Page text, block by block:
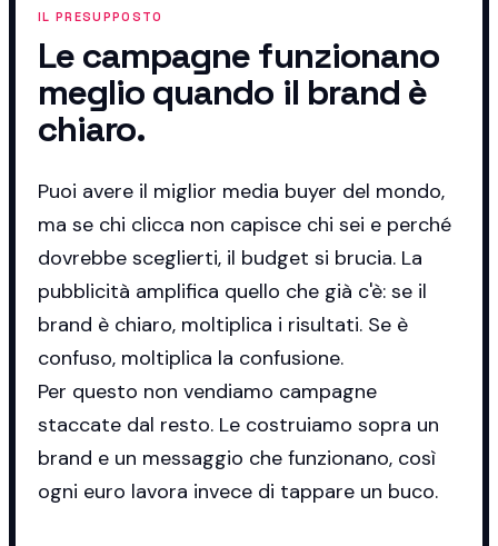
IL PRESUPPOSTO
Le campagne funzionano
meglio quando il brand è
chiaro.
Puoi avere il miglior media buyer del mondo,
ma se chi clicca non capisce chi sei e perché
dovrebbe sceglierti, il budget si brucia. La
pubblicità amplifica quello che già c'è: se il
brand è chiaro, moltiplica i risultati. Se è
confuso, moltiplica la confusione.
Per questo non vendiamo campagne
staccate dal resto. Le costruiamo sopra un
brand e un messaggio che funzionano, così
ogni euro lavora invece di tappare un buco.